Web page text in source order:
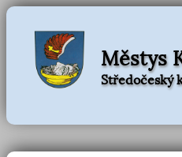
Městys
Středočeský